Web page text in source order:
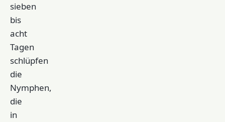
sieben
bis
acht
Tagen
schlüpfen
die
Nymphen,
die
in